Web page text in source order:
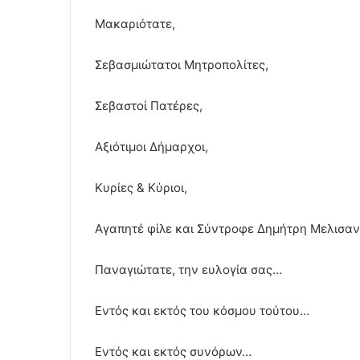
Μακαριότατε,
Σεβασμιώτατοι Μητροπολίτες,
Σεβαστοί Πατέρες,
Αξιότιμοι Δήμαρχοι,
Κυρίες & Κύριοι,
Αγαπητέ φίλε και Σύντροφε Δημήτρη
Παναγιώτατε, την ευλογία σας…
Εντός και εκτός του κόσμου τούτου…
Εντός και εκτός συνόρων…